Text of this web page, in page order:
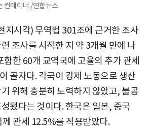
컨테이너./연합뉴스
지시각) 무역법 301조에 근거한 조사
조사를 시작한 지 약 3개월 만에 나
한 60개 교역국에 고율의 추가 관세
골자다. 각국이 강제 노동으로 생산
위해 충분히 노력하지 않았고, 불공
됐다는 것이다. 한국은 일본, 중국
관세 12.5%를 적용받았다.